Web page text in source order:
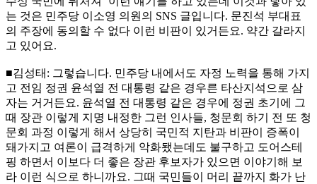
는 것은 민주당 이소영 의원의 SNS 글입니다. 문진석 부대표
의 주장에 동의할 수 없다 이런 비판이 있거든요. 약간 갈라지
고 있어요.
■김성태: 그렇습니다. 민주당 내에서도 자정 노력을 통해 가지
고 전임 정권 윤석열 전 대통령 같은 경우른 타산지석으로 삼
자는 거거든요. 윤석열 전 대통령 같은 경우에 정권 초기에 그
때 장관 이렇게 지명 내정한 그런 인사들, 청문회 하기 전 또 청
문회 과정 이렇게 해서 상당히 국민적 지탄과 비판이 증폭이
돼가지고 여론이 급격하게 악화됐는데도 불구하고 도어스테
핑 하면서 이보다 더 좋은 장관 후보자가 있으면 이야기해 보
라 이런 식으로 하니까요. 그때 국민들이 머리 끝까지 화가 난